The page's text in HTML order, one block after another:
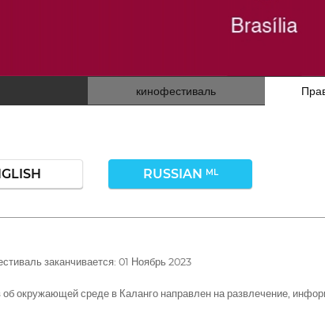
кинофестиваль
RUSSIAN ML
заканчивается: 01 Ноябрь 2023
окружающей среде в Каланго направлен на развлечение,